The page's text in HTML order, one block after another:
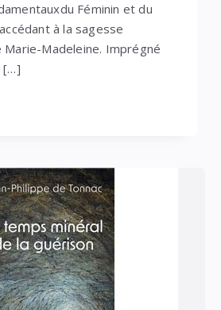
Féminin et du
à la sagesse
Madeleine. Imprégné
[…]